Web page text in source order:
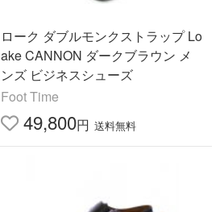
ローク ダブルモンクストラップ Lo
ake CANNON ダークブラウン メ
ンズ ビジネスシューズ
Foot Time
49,800円 送料無料